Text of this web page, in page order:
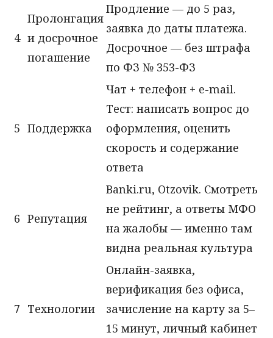
4
Пролонгация
и досрочное
погашение
Продление — до 5 раз,
заявка до даты платежа.
Досрочное — без штрафа
по ФЗ № 353-ФЗ
5 Поддержка
Чат + телефон + e-mail.
Тест: написать вопрос до
оформления, оценить
скорость и содержание
ответа
6 Репутация
Banki.ru, Otzovik. Смотреть
не рейтинг, а ответы МФО
на жалобы — именно там
видна реальная культура
7 Технологии
Онлайн-заявка,
верификация без офиса,
зачисление на карту за 5–
15 минут, личный кабинет